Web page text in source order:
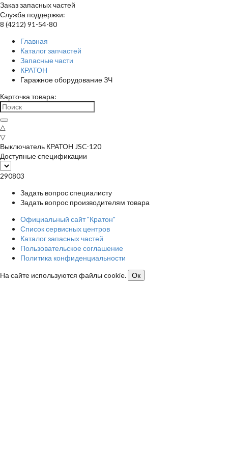
Заказ запасных частей
Служба поддержки:
8 (4212) 91-54-80
Главная
Каталог запчастей
Запасные части
КРАТОН
Гаражное оборудование ЗЧ
Карточка товара:
△
▽
Выключатель КРАТОН JSC-120
Доступные спецификации
290803
Задать вопрос специалисту
Задать вопрос производителям товара
Официальный сайт "Кратон"
Список сервисных центров
Каталог запасных частей
Пользовательское соглашение
Политика конфиденциальности
На сайте используются файлы cookie.
Ок